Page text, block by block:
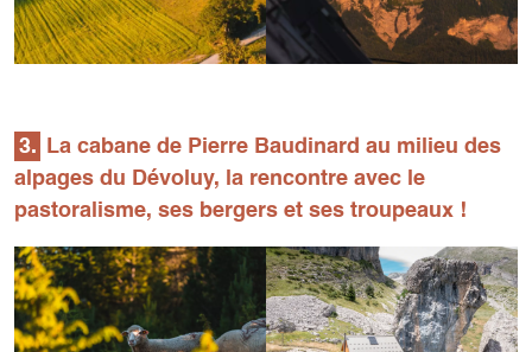
3.
La cabane de Pierre Baudinard au milieu des
alpages du Dévoluy, la rencontre avec le
pastoralisme, ses bergers et ses troupeaux !